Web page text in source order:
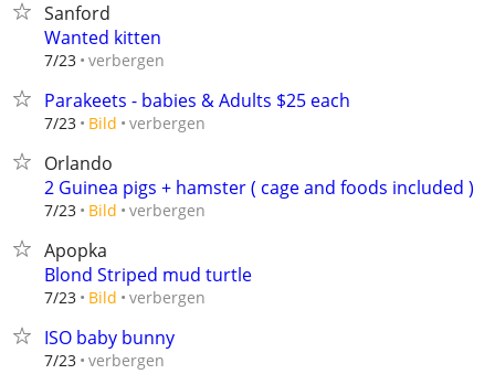
Sanford
Wanted kitten
7/23 verbergen
Parakeets - babies & Adults $25 each
7/23 Bild verbergen
Orlando
2 Guinea pigs + hamster ( cage and foods included )
7/23 Bild verbergen
Apopka
Blond Striped mud turtle
7/23 Bild verbergen
ISO baby bunny
7/23 verbergen